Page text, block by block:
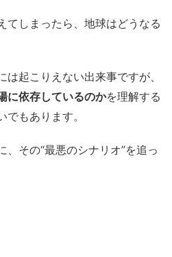
てしまったら、地球はどうなる
起こりえない出来事ですが、
に依存しているのかを理解する
でもあります。
その“最悪のシナリオ”を追っ